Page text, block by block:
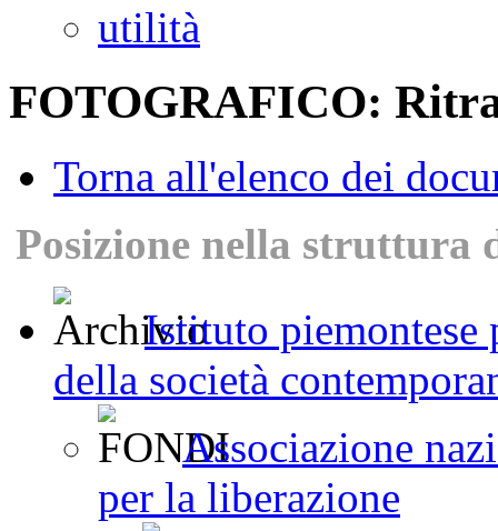
utilità
FOTOGRAFICO:
Torna all'elenco dei
Posizione nella struttura
Istituto piemontese
della società
Associazione
per la liberazione